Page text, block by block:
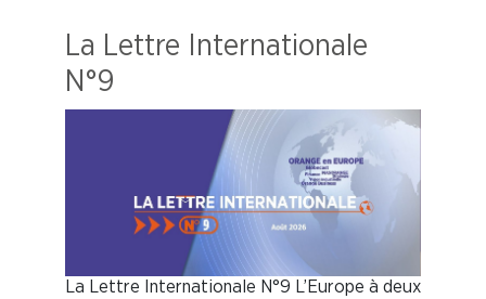
La Lettre Internationale
N°9
La Lettre Internationale N°9 L’Europe à deux